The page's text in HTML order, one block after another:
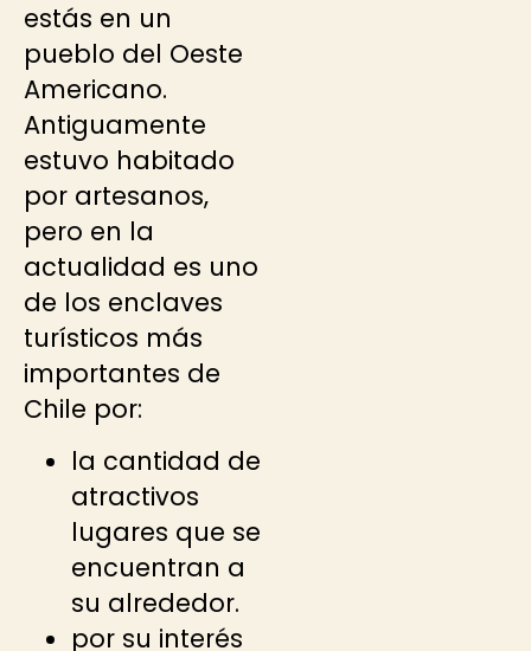
estás en un
pueblo del Oeste
Americano.
Antiguamente
estuvo habitado
por artesanos,
pero en la
actualidad es uno
de los enclaves
turísticos más
importantes de
Chile por:
la cantidad de
atractivos
lugares que se
encuentran a
su alrededor.
por su interés